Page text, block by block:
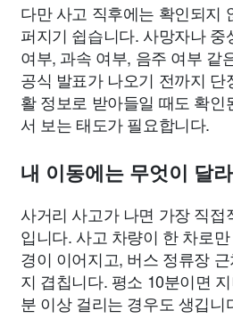
다만 사고 직후에는 확인되지
퍼지기 쉽습니다. 사망자나 중
여부, 과속 여부, 음주 여부 같
공식 발표가 나오기 전까지 단
활 정보로 받아들일 때도 확인
서 보는 태도가 필요합니다.
내 이동에는 무엇이 달
사거리 사고가 나면 가장 직
입니다. 사고 차량이 한 차로
경이 이어지고, 버스 정류장
지 겹칩니다. 평소 10분이면
분 이상 걸리는 경우도 생깁니